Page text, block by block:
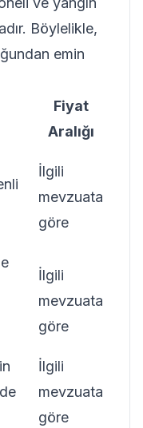
Böylelikle,
emin
Fiyat
Aralığı
İlgili
mevzuata
göre
İlgili
mevzuata
göre
İlgili
mevzuata
göre